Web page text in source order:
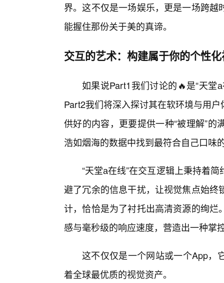
界。这不仅是一场娱乐，更是一场跨
能握住那份关于美的真谛。
交互的艺术：构建属于你的个性
如果说Part1我们讨论的🔥是“天堂
Part2我们将深入探讨其在软环境与用
供好的内容，更要提供一种“被理解”
浩如烟海的数据中找到最符合自己口味
“天堂а在线”在交互逻辑上秉持着
避了冗余的信息干扰，让视觉焦点始
计，恰恰是为了衬托出高清资源的绚
感与毫秒级的响应速度，营造出一种掌
这不仅仅是一个网站或一个App，
着全球最优质的视觉资产。